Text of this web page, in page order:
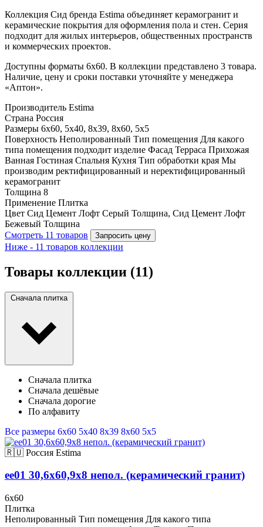
Коллекция Сид бренда Estima объединяет керамогранит и
керамические покрытия для оформления пола и стен. Серия
подходит для жилых интерьеров, общественных пространств
и коммерческих проектов.
Доступны форматы 6x60. В коллекции представлено 3 товара.
Наличие, цену и сроки поставки уточняйте у менеджера
«Аптон».
Производитель Estima
Страна Россия
Размеры 6x60, 5x40, 8x39, 8x60, 5x5
Поверхность Неполированный Тип помещения Для какого
типа помещения подходит изделие Фасад Терраса Прихожая
Ванная Гостиная Спальня Кухня Тип обработки края Мы
производим ректифицированный и неректифицированный
керамогранит
Толщина 8
Применение Плитка
Цвет Сид Цемент Лофт Серый Толщина, Сид Цемент Лофт
Бежевый Толщина
Смотреть 11 товаров
Запросить цену
Ниже - 11 товаров коллекции
Товары коллекции (11)
Сначала плитка
Сначала плитка
Сначала дешёвые
Сначала дорогие
По алфавиту
Все размеры 6x60 5x40 8x39 8x60 5x5
🇷🇺 Россия Estima
ee01 30,6x60,9x8 непол. (керамический гранит)
6x60
Плитка
Неполированный Тип помещения Для какого типа